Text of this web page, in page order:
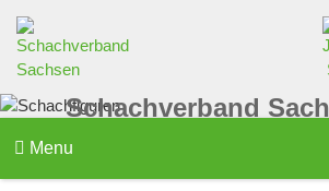
Schachverband
Menu